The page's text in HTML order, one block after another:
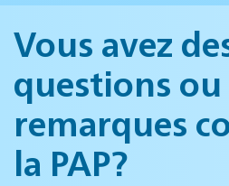
Vous avez
questions ou
remarques
la PAP?